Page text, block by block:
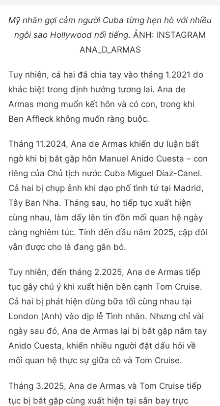
Mỹ nhân gợi cảm người Cuba từng hẹn hò với nhiều
ngôi sao Hollywood nổi tiếng. ẢNH: INSTAGRAM
ANA_D_ARMAS
Tuy nhiên, cả hai đã chia tay vào tháng 1.2021 do
khác biệt trong định hướng tương lai. Ana de
Armas mong muốn kết hôn và có con, trong khi
Ben Affleck không muốn ràng buộc.
Tháng 11.2024, Ana de Armas khiến dư luận bất
ngờ khi bị bắt gặp hôn Manuel Anido Cuesta – con
riêng của Chủ tịch nước Cuba Miguel Díaz-Canel.
Cả hai bị chụp ảnh khi dạo phố tình tứ tại Madrid,
Tây Ban Nha. Tháng sau, họ tiếp tục xuất hiện
cùng nhau, làm dấy lên tin đồn mối quan hệ ngày
càng nghiêm túc. Tính đến đầu năm 2025, cặp đôi
vẫn được cho là đang gắn bó.
Tuy nhiên, đến tháng 2.2025, Ana de Armas tiếp
tục gây chú ý khi xuất hiện bên cạnh Tom Cruise.
Cả hai bị phát hiện dùng bữa tối cùng nhau tại
London (Anh) vào dịp lễ Tình nhân. Nhưng chỉ vài
ngày sau đó, Ana de Armas lại bị bắt gặp nắm tay
Anido Cuesta, khiến nhiều người đặt dấu hỏi về
mối quan hệ thực sự giữa cô và Tom Cruise.
Tháng 3.2025, Ana de Armas và Tom Cruise tiếp
tục bị bắt gặp cùng xuất hiện tại sân bay trực